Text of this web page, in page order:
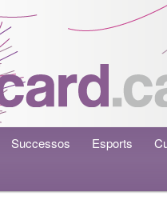
Successos Esports